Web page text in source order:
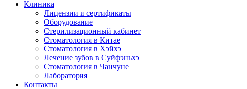
Клиника
Лицензии и сертификаты
Оборудование
Стерилизационный кабинет
Стоматология в Китае
Стоматология в Хэйхэ
Лечение зубов в Суйфэньхэ
Стоматология в Чанчуне
Лаборатория
Контакты